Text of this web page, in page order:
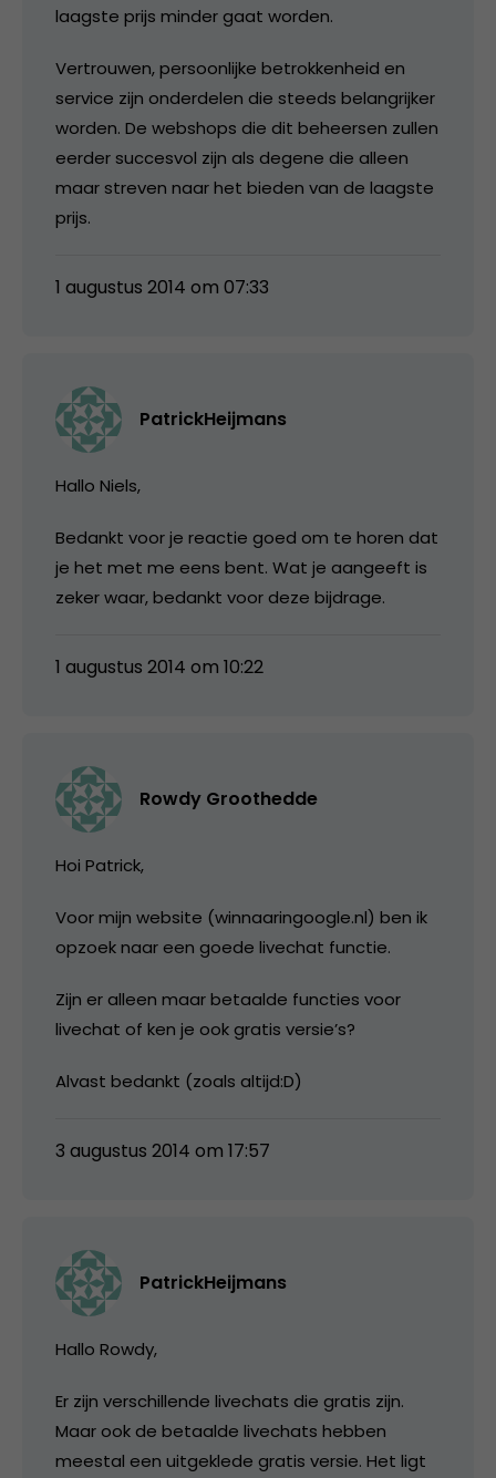
laagste prijs minder gaat worden.
Vertrouwen, persoonlijke betrokkenheid en
service zijn onderdelen die steeds belangrijker
worden. De webshops die dit beheersen zullen
eerder succesvol zijn als degene die alleen
maar streven naar het bieden van de laagste
prijs.
1 augustus 2014 om 07:33
PatrickHeijmans
Hallo Niels,
Bedankt voor je reactie goed om te horen dat
je het met me eens bent. Wat je aangeeft is
zeker waar, bedankt voor deze bijdrage.
1 augustus 2014 om 10:22
Rowdy Groothedde
Hoi Patrick,
Voor mijn website (winnaaringoogle.nl) ben ik
opzoek naar een goede livechat functie.
Zijn er alleen maar betaalde functies voor
livechat of ken je ook gratis versie’s?
Alvast bedankt (zoals altijd:D)
3 augustus 2014 om 17:57
PatrickHeijmans
Hallo Rowdy,
Er zijn verschillende livechats die gratis zijn.
Maar ook de betaalde livechats hebben
meestal een uitgeklede gratis versie. Het ligt